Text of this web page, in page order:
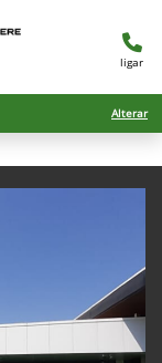
ligar
Alterar